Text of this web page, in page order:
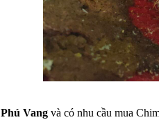
Phú Vangvà có nhu cầu mua